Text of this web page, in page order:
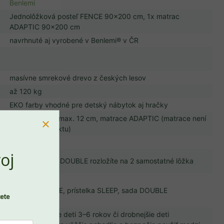
Benlemi
Jednolôžková posteľ FENCE 90x200 cm, 1x matrac
ADAPTIC 90x200 cm
navrhnuté aj vyrobené v Benlemi® v ČR
masívne smrekové drevo z českých lesov
až 120 kg
EKO farby vhodné pre detský nábytok aj hračky
doporučujeme max. 12 cm, matrace ADAPTIC (matrace není
součástí produktu)
pomocou sady DOUBLE rozložíte na 2 samostatné lôžka
šuplík STORAGE, prístelka SLEEP, sada DOUBLE
Od 3 rokov. Pre deti 3–6 rokov či drobnejšie deti